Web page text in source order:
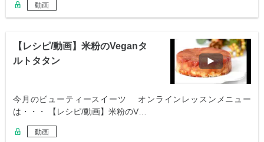
動画
【レシピ/動画】米粉のVeganタ
ルトタタン
今月のビューティースイーツ オンラインレッスンメニュー
は・・・ 【レシピ/動画】米粉のV…
動画